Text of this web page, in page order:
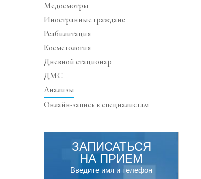
Медосмотры
Иностранные граждане
Реабилитация
Косметология
Дневной стационар
ДМС
Анализы
Онлайн-запись к специалистам
ЗАПИСАТЬСЯ
НА ПРИЕМ
Введите имя и телефон